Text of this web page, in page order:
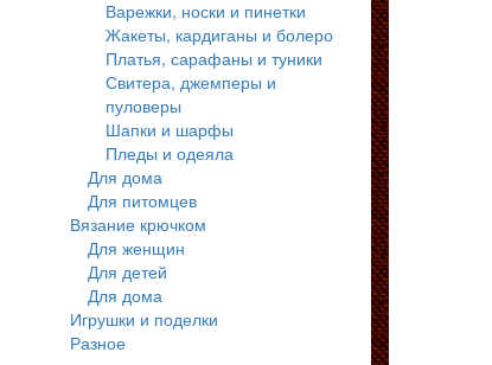
Варежки, носки и пинетки
Жакеты, кардиганы и болеро
Платья, сарафаны и туники
Свитера, джемперы и
пуловеры
Шапки и шарфы
Пледы и одеяла
Для дома
Для питомцев
Вязание крючком
Для женщин
Для детей
Для дома
Игрушки и поделки
Разное